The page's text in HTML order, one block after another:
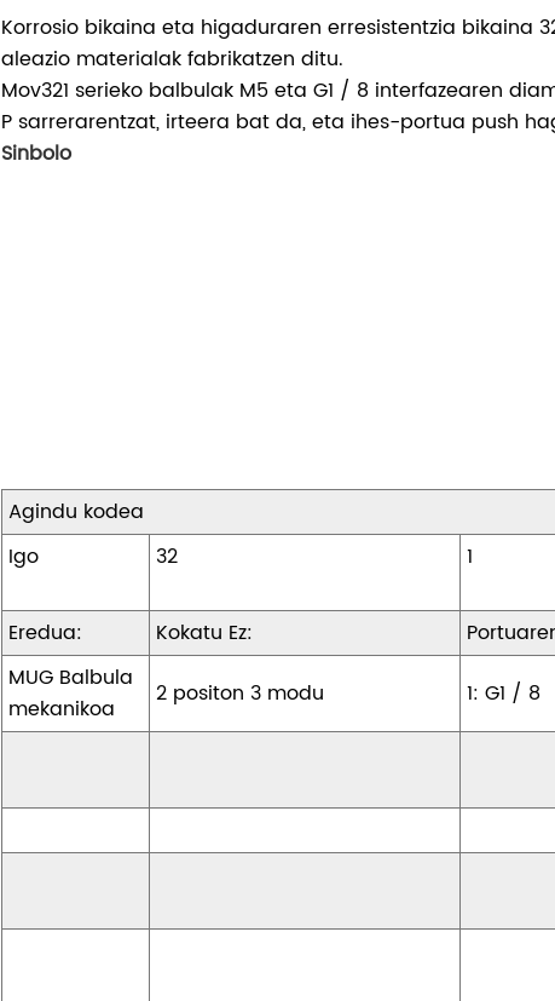
Korrosio bikaina eta higaduraren erresistentzia bikaina
aleazio materialak fabrikatzen ditu.
Mov321 serieko balbulak M5 eta G1 / 8 interfazearen
P sarrerarentzat, irteera bat da, eta ihes-portua push
Sinbolo
Agindu kodea
Igo
32
Eredua:
Kokatu Ez:
MUG Balbula
mekanikoa
2 positon 3 modu 1: G1 / 8